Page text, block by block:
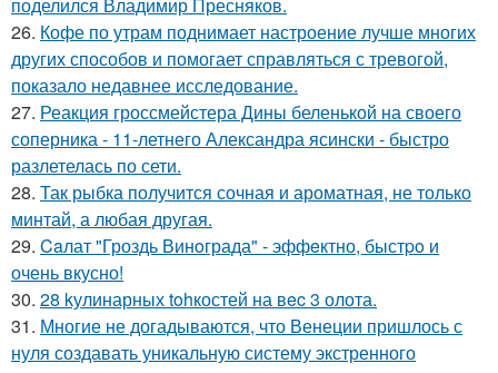
26. Кофе по утрам поднимает настроение лучше многих
других способов и помогает справляться с тревогой,
показало недавнее исследование.
27. Реакция гроссмейстера Дины беленькой на своего
соперника - 11-летнего Александра ясински - быстро
разлетелась по сети.
28. Так рыбка получится сочная и ароматная, не только
минтай, а любая другая.
29. Caлат "Гроздь Винoграда" - эффeктно, быстpo и
очень вкусно!
30. 28 kулинарных tohкостей на вec 3 олота.
31. Многие не догадываются, что Венеции пришлось с
нуля создавать уникальную систему экстренного